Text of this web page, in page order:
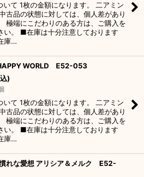
て 1枚の金額になります。 二アミン
古品の状態に対しては、個人差があり
極端にこだわりのある方は、ご購入を
い。 ■在庫は十分注意しております
庫…
HAPPY WORLD E52-053
)
て 1枚の金額になります。 二アミン
古品の状態に対しては、個人差があり
極端にこだわりのある方は、ご購入を
い。 ■在庫は十分注意しております
庫…
慣れな愛想 アリシア＆メルク E52-